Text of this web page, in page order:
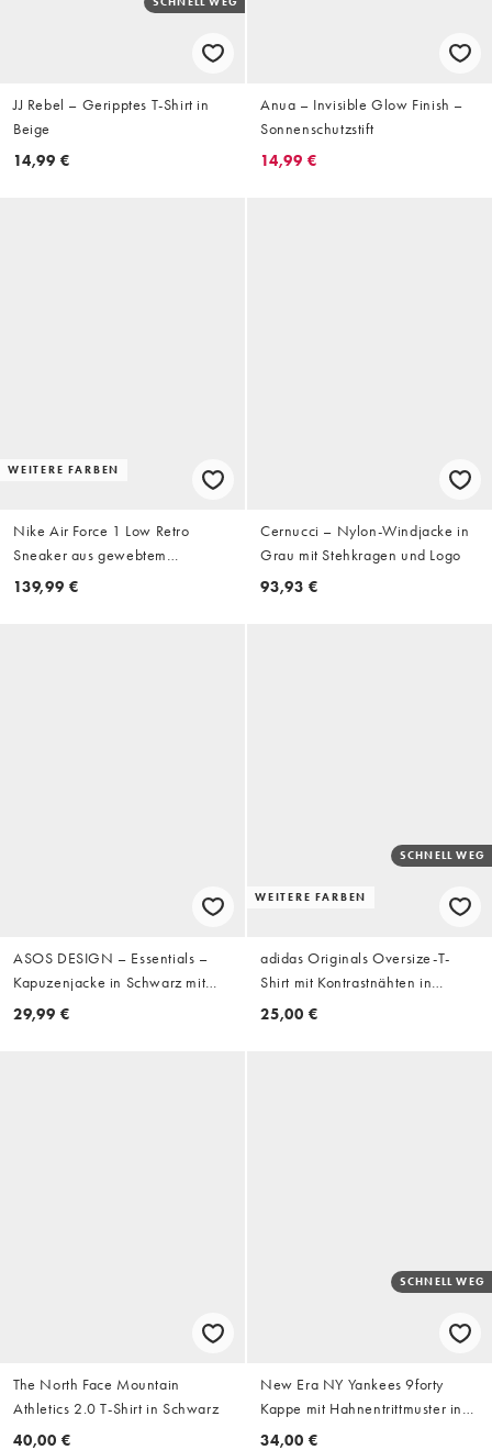
JJ Rebel – Geripptes T-Shirt in
Beige
14,99 €
Anua – Invisible Glow Finish –
Sonnenschutzstift
14,99 €
WEITERE FARBEN
Nike Air Force 1 Low Retro
Sneaker aus gewebtem
Wildleder in Wollweiß
139,99 €
Cernucci – Nylon-Windjacke in
Grau mit Stehkragen und Logo
93,93 €
ASOS DESIGN – Essentials –
Kapuzenjacke in Schwarz mit
Reißverschluss
29,99 €
WEITERE FARBEN
SCHNELL WEG
adidas Originals Oversize-T-
Shirt mit Kontrastnähten in
Dunkelgrau
25,00 €
The North Face Mountain
Athletics 2.0 T-Shirt in Schwarz
40,00 €
SCHNELL WEG
New Era NY Yankees 9forty
Kappe mit Hahnentrittmuster in
Braun-Multicolor
34,00 €